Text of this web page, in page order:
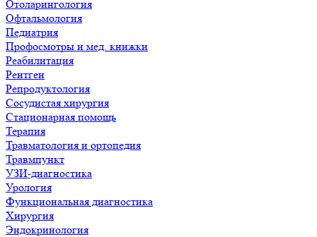
Отоларингология
Офтальмология
Педиатрия
Профосмотры и мед. книжки
Реабилитация
Рентген
Репродуктология
Сосудистая хирургия
Стационарная помощь
Терапия
Травматология и ортопедия
Травмпункт
УЗИ-диагностика
Урология
Функциональная диагностика
Хирургия
Эндокринология